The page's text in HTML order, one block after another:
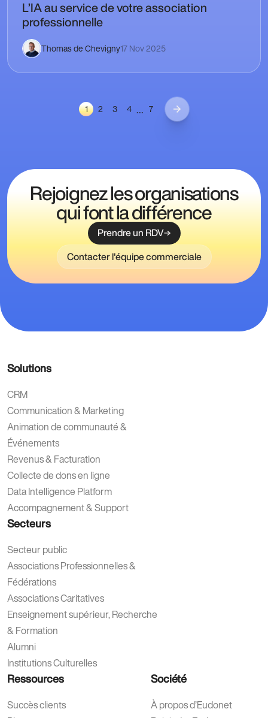
L’IA au service de votre association
professionnelle
Thomas de Chevigny17 Nov 2025
1 2 3 4 … 7
Rejoignez les organisations
qui font la différence
Prendre un RDV
Contacter l'équipe commerciale
Solutions
CRM
Communication & Marketing
Animation de communauté &
Événements
Revenus & Facturation
Collecte de dons en ligne
Data Intelligence Platform
Accompagnement & Support
Secteurs
Secteur public
Associations Professionnelles &
Fédérations
Associations Caritatives
Enseignement supérieur, Recherche
& Formation
Alumni
Institutions Culturelles
Ressources
Succès clients
Société
À propos d’Eudonet